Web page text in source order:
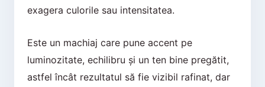
exagera culorile sau intensitatea.
Este un machiaj care pune accent pe
luminozitate, echilibru și un ten bine pregătit,
astfel încât rezultatul să fie vizibil rafinat, dar